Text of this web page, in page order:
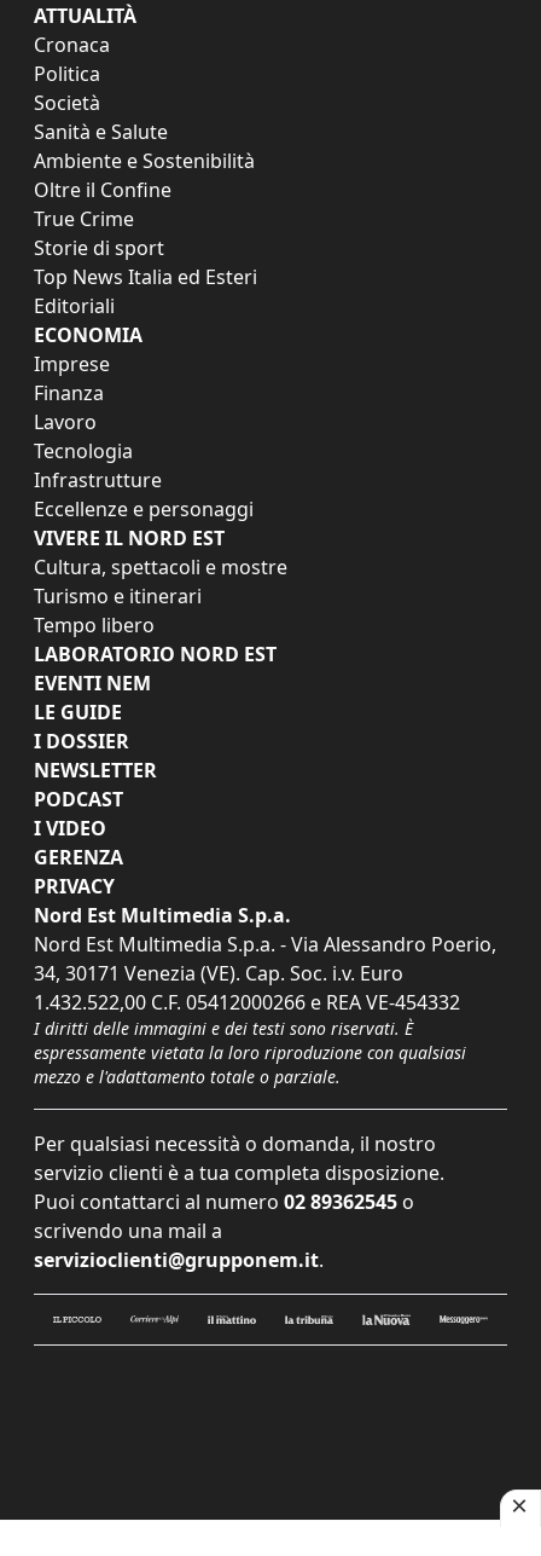
ATTUALITÀ
Cronaca
Politica
Società
Sanità e Salute
Ambiente e Sostenibilità
Oltre il Confine
True Crime
Storie di sport
Top News Italia ed Esteri
Editoriali
ECONOMIA
Imprese
Finanza
Lavoro
Tecnologia
Infrastrutture
Eccellenze e personaggi
VIVERE IL NORD EST
Cultura, spettacoli e mostre
Turismo e itinerari
Tempo libero
LABORATORIO NORD EST
EVENTI NEM
LE GUIDE
I DOSSIER
NEWSLETTER
PODCAST
I VIDEO
GERENZA
PRIVACY
Nord Est Multimedia S.p.a.
Nord Est Multimedia S.p.a. - Via Alessandro Poerio,
34, 30171 Venezia (VE). Cap. Soc. i.v. Euro
1.432.522,00 C.F. 05412000266 e REA VE-454332
I diritti delle immagini e dei testi sono riservati. È
espressamente vietata la loro riproduzione con qualsiasi
mezzo e l'adattamento totale o parziale.
Per qualsiasi necessità o domanda, il nostro
servizio clienti è a tua completa disposizione.
Puoi contattarci al numero 02 89362545 o
scrivendo una mail a
servizioclienti@grupponem.it.